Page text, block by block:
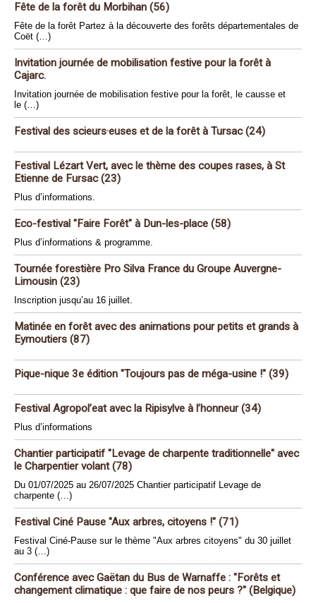
Fête de la forêt du Morbihan (56)
Fête de la forêt Partez à la découverte des forêts départementales de
Coët (…)
Invitation journée de mobilisation festive pour la forêt à
Cajarc.
Invitation journée de mobilisation festive pour la forêt, le causse et
le (…)
Festival des scieurs·euses et de la forêt à Tursac (24)
Festival Lézart Vert, avec le thème des coupes rases, à St
Etienne de Fursac (23)
Plus d’informations.
Eco-festival "Faire Forêt" à Dun-les-place (58)
Plus d’informations & programme.
Tournée forestière Pro Silva France du Groupe Auvergne-
Limousin (23)
Inscription jusqu’au 16 juillet.
Matinée en forêt avec des animations pour petits et grands à
Eymoutiers (87)
Pique-nique 3e édition "Toujours pas de méga-usine !" (39)
Festival Agropol’eat avec la Ripisylve à l’honneur (34)
Plus d’informations
Chantier participatif "Levage de charpente traditionnelle" avec
le Charpentier volant (78)
Du 01/07/2025 au 26/07/2025 Chantier participatif Levage de
charpente (…)
Festival Ciné Pause "Aux arbres, citoyens !" (71)
Festival Ciné-Pause sur le thème "Aux arbres citoyens" du 30 juillet
au 3 (…)
Conférence avec Gaëtan du Bus de Warnaffe : "Forêts et
changement climatique : que faire de nos peurs ?" (Belgique)